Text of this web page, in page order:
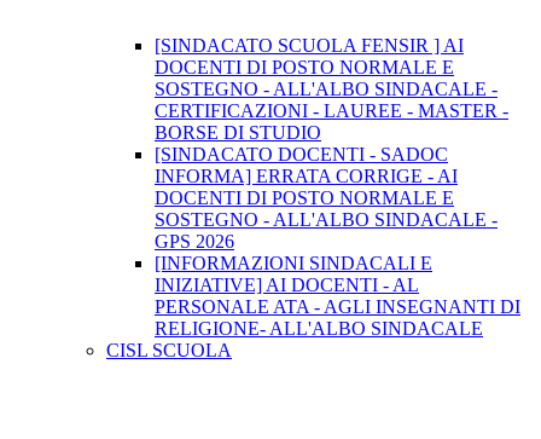
[SINDACATO SCUOLA FENSIR ] AI
DOCENTI DI POSTO NORMALE E
SOSTEGNO - ALL'ALBO SINDACALE -
CERTIFICAZIONI - LAUREE - MASTER -
BORSE DI STUDIO
[SINDACATO DOCENTI - SADOC
INFORMA] ERRATA CORRIGE - AI
DOCENTI DI POSTO NORMALE E
SOSTEGNO - ALL'ALBO SINDACALE -
GPS 2026
[INFORMAZIONI SINDACALI E
INIZIATIVE] AI DOCENTI - AL
PERSONALE ATA - AGLI INSEGNANTI DI
RELIGIONE- ALL'ALBO SINDACALE
CISL SCUOLA